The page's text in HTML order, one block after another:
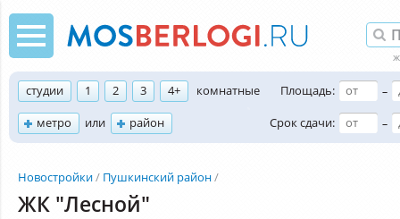
студии 1 2 3 4+
комнатные
метро
или район
Площадь:
–
Срок сдачи:
–
Новостройки Пушкинский район
ЖК "Лесной"